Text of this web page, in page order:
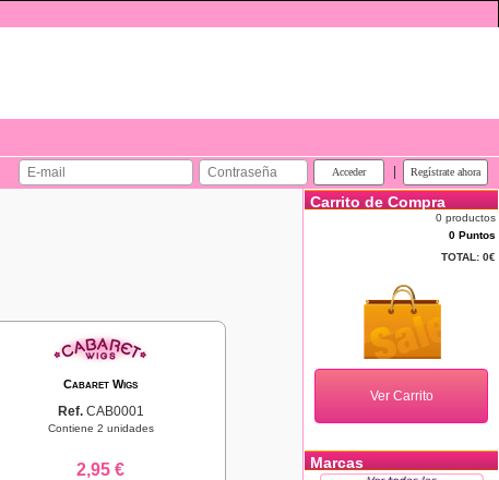
Cabaret Wigs
Ref. CAB0001
Contiene 2 unidades
2,95 €
Carrito de Compra
0 productos
0 Puntos
TOTAL: 0€
Marcas